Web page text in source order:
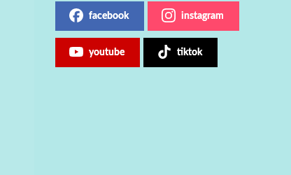
facebook instagram
youtube tiktok